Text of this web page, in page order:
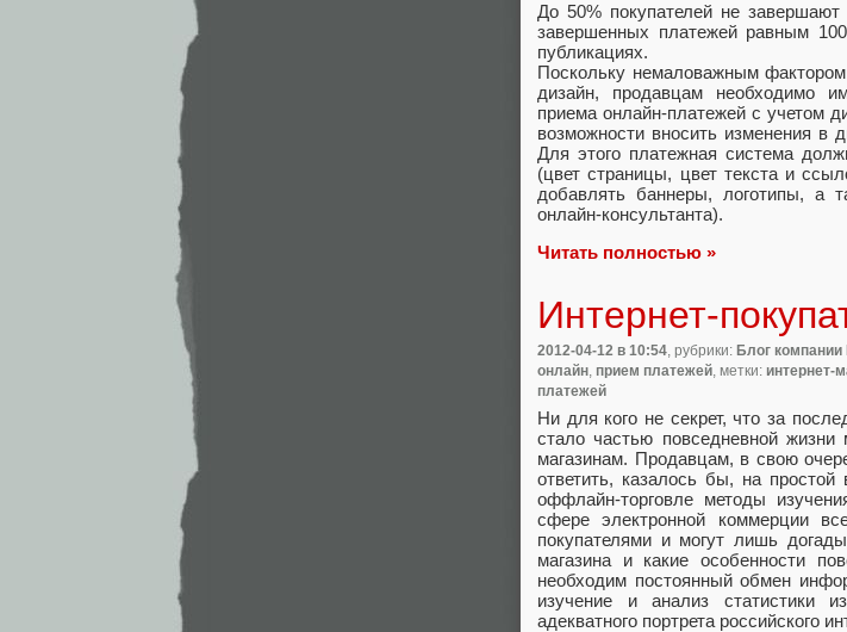
До 50% покупателей не
завершенных платежей равным
публикациях.
Поскольку немаловажным фактором
дизайн, продавцам необходимо
приема онлайн-платежей с учетом
возможности вносить изменения в
Для этого платежная система
(цвет страницы, цвет текста и
добавлять баннеры, логотипы, а
онлайн-консультанта).
Читать полностью »
Интернет-
2012-04-12 в 10:54, рубрики: Блог компании
онлайн, прием платежей, метки: интернет-
платежей
Ни для кого не секрет, что за
стало частью повседневной
магазинам. Продавцам, в свою
ответить, казалось бы, на простой
оффлайн-торговле методы
сфере электронной коммерции
покупателями и могут лишь
магазина и какие особенности
необходим постоянный обмен
изучение и анализ статистики
адекватного портрета российского